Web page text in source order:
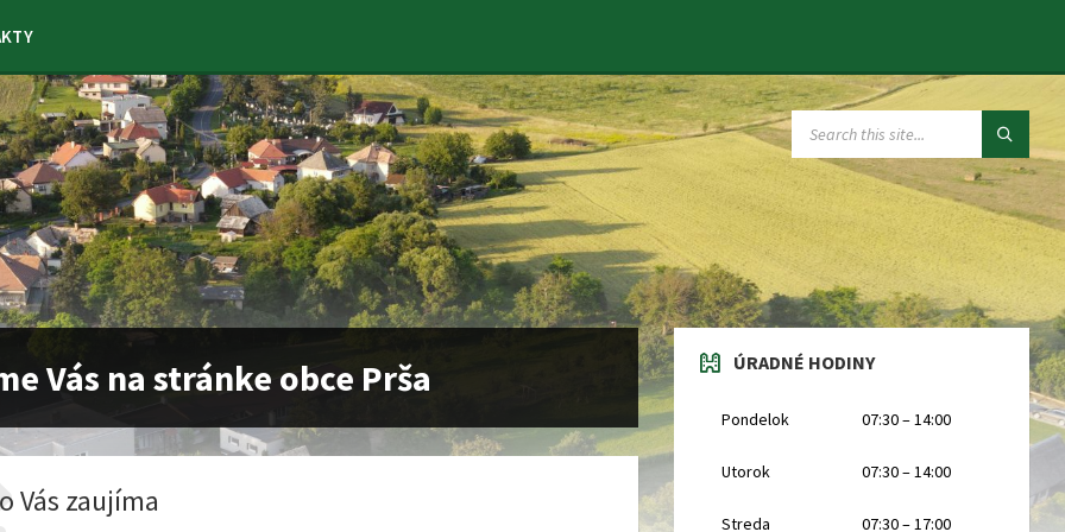
SEARCH:
Vás na stránke obce Prša
Vás zaujíma
ÚRADNÉ HODINY
Pondelok 07:30 – 14:00
Utorok 07:30 – 14:00
Streda 07:30 – 17:00